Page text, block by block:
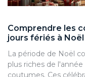
Comprendre les
jours fériés à Noël
La période de Noël
plus riches de
coutumes. Ces